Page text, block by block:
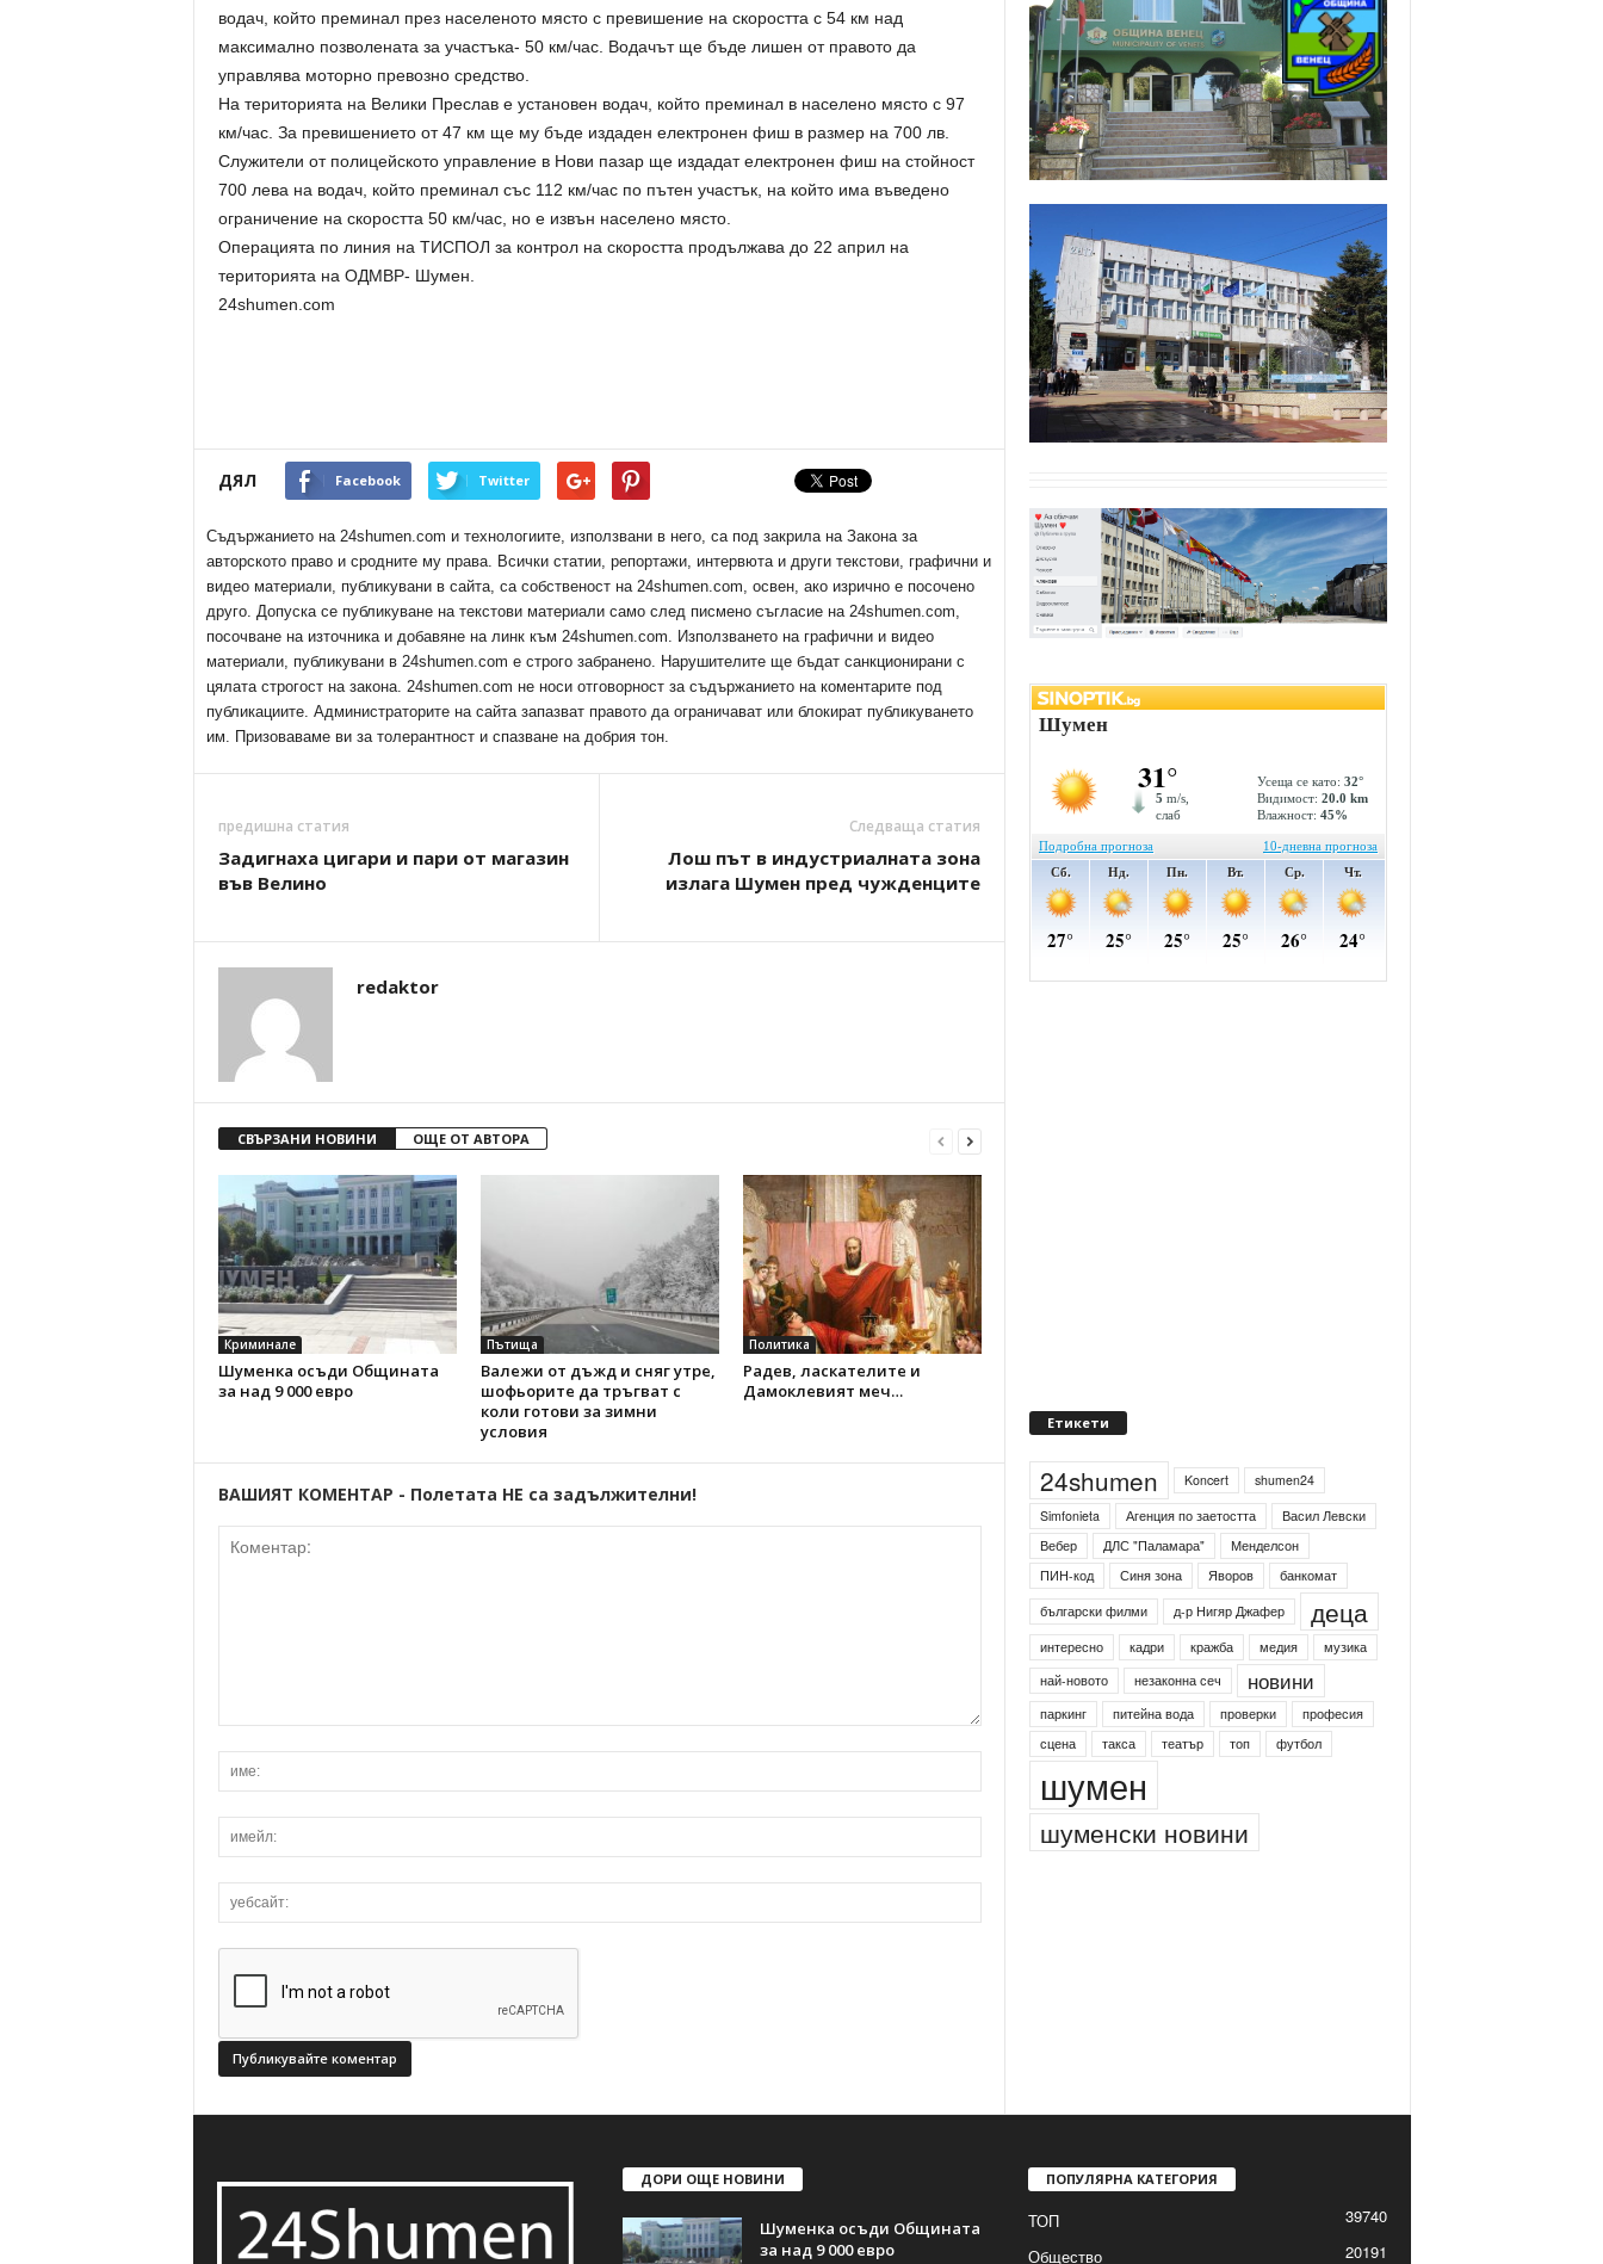
водач, който преминал през населеното място с превишение на скоростта с 54 км над
максимално позволената за участъка- 50 км/час. Водачът ще бъде лишен от правото да
управлява моторно превозно средство.
На територията на Велики Преслав е установен водач, който преминал в населено място с 97
км/час. За превишението от 47 км ще му бъде издаден електронен фиш в размер на 700 лв.
Служители от полицейското управление в Нови пазар ще издадат електронен фиш на стойност
700 лева на водач, който преминал със 112 км/час по пътен участък, на който има въведено
ограничение на скоростта 50 км/час, но е извън населено място.
Операцията по линия на ТИСПОЛ за контрол на скоростта продължава до 22 април на
територията на ОДМВР- Шумен.
24shumen.com
ДЯЛ Facebook Twitter
Съдържанието на 24shumen.com и технологиите, използвани в него, са под закрила на Закона за
авторското право и сродните му права. Всички статии, репортажи, интервюта и други текстови, графични и
видео материали, публикувани в сайта, са собственост на 24shumen.com, освен, ако изрично е посочено
друго. Допуска се публикуване на текстови материали само след писмено съгласие на 24shumen.com,
посочване на източника и добавяне на линк към 24shumen.com. Използването на графични и видео
материали, публикувани в 24shumen.com е строго забранено. Нарушителите ще бъдат санкционирани с
цялата строгост на закона. 24shumen.com не носи отговорност за съдържанието на коментарите под
публикациите. Администраторите на сайта запазват правото да ограничават или блокират публикуването
им. Призоваваме ви за толерантност и спазване на добрия тон.
предишна статия
Задигнаха цигари и пари от магазин
във Велино
Следваща статия
Лош път в индустриалната зона
излага Шумен пред чужденците
redaktor
СВЪРЗАНИ НОВИНИ ОЩЕ ОТ АВТОРА
Криминале
Шуменка осъди Общината
за над 9 000 евро
Пътища
Валежи от дъжд и сняг утре,
шофьорите да тръгват с
коли готови за зимни
условия
Политика
Радев, ласкателите и
Дамоклевият меч…
ВАШИЯТ КОМЕНТАР - Полетата НЕ са задължителни!
Етикети
24shumen Koncert
shumen24
Simfonieta
Агенция по заетостта
Васил Левски
Вебер
ДЛС "Паламара"
Менделсон
ПИН-код
Синя зона Яворов
банкомат
български филми
д-р Нигяр Джафер деца
интересно кадри кражба медия
музика
най-новото
незаконна сеч новини
паркинг питейна вода проверки
професия
сцена
такса театър топ футбол
шумен
шуменски новини
ДОРИ ОЩЕ НОВИНИ
Шуменка осъди Общината
за над 9 000 евро
ПОПУЛЯРНА КАТЕГОРИЯ
ТОП
39740
Общество
20191